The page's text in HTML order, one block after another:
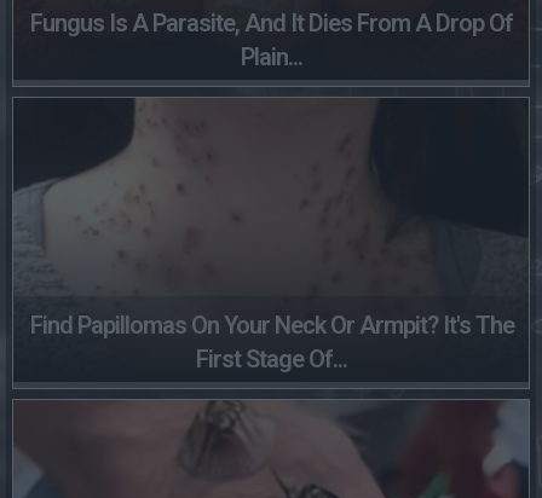
Fungus Is A Parasite, And It Dies From A Drop Of
Plain...
Find Papillomas On Your Neck Or Armpit? It's The
First Stage Of...